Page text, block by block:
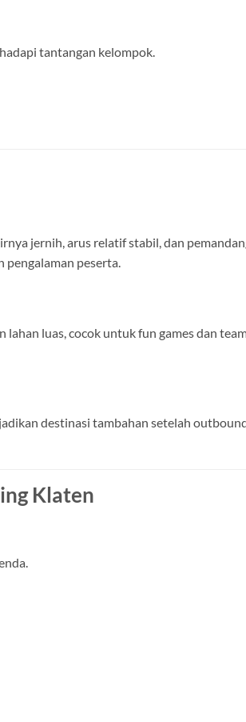
tantangan kelompok.
jernih, arus relatif stabil, dan
pengalaman peserta.
luas, cocok untuk fun games dan
destinasi tambahan setelah
Klaten